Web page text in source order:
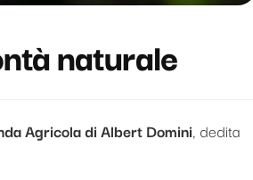
naturale
Agricola di Albert Domini, dedita